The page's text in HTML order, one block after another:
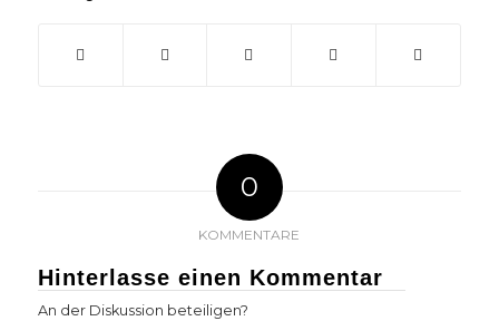
0
KOMMENTARE
Hinterlasse einen Kommentar
An der Diskussion beteiligen?